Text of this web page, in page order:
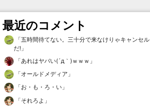
最近のコメント
「五時間待てない。三十分で来なけりゃキャンセル
だ! 」
「あれはヤバい(´д｀)ｗｗｗ 」
「オールドメディア 」
「お・も・ろ・い 」
「それろよ 」